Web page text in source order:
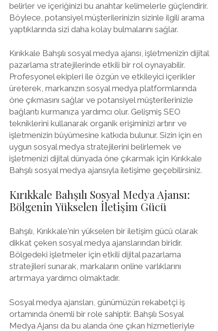
belirler ve içeriğinizi bu anahtar kelimelerle güçlendirir.
Böylece, potansiyel müşterilerinizin sizinle ilgili arama
yaptıklarında sizi daha kolay bulmalarını sağlar.
Kırıkkale Bahşılı sosyal medya ajansı, işletmenizin dijital
pazarlama stratejilerinde etkili bir rol oynayabilir.
Profesyonel ekipleri ile özgün ve etkileyici içerikler
üreterek, markanızın sosyal medya platformlarında
öne çıkmasını sağlar ve potansiyel müşterilerinizle
bağlantı kurmanıza yardımcı olur. Gelişmiş SEO
tekniklerini kullanarak organik erişiminizi artırır ve
işletmenizin büyümesine katkıda bulunur. Sizin için en
uygun sosyal medya stratejilerini belirlemek ve
işletmenizi dijital dünyada öne çıkarmak için Kırıkkale
Bahşılı sosyal medya ajansıyla iletişime geçebilirsiniz.
Kırıkkale Bahşılı Sosyal Medya Ajansı:
Bölgenin Yükselen İletişim Gücü
Bahşılı, Kırıkkale'nin yükselen bir iletişim gücü olarak
dikkat çeken sosyal medya ajanslarından biridir.
Bölgedeki işletmeler için etkili dijital pazarlama
stratejileri sunarak, markaların online varlıklarını
artırmaya yardımcı olmaktadır.
Sosyal medya ajansları, günümüzün rekabetçi iş
ortamında önemli bir role sahiptir. Bahşılı Sosyal
Medya Ajansı da bu alanda öne çıkan hizmetleriyle